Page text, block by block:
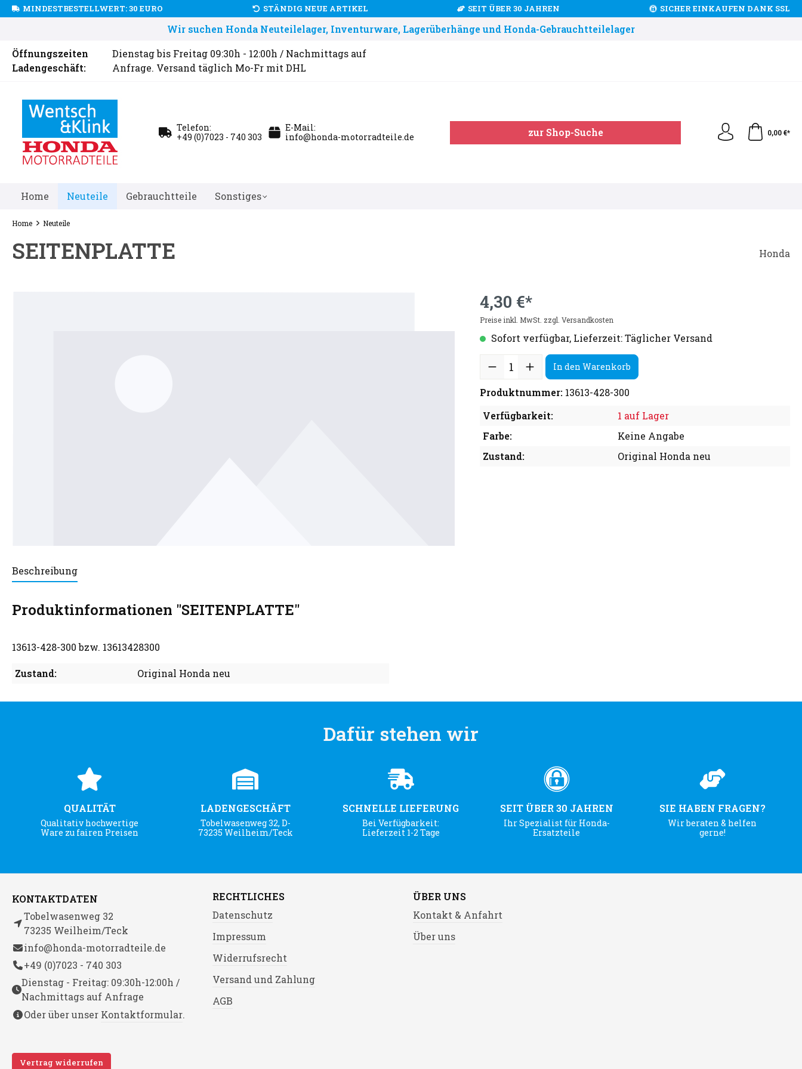
MINDESTBESTELLWERT: 30 EURO STÄNDIG NEUE ARTIKEL SEIT ÜBER 30 JAHREN SICHER EINKAUFEN DANK SSL
Wir suchen Honda Neuteilelager, Inventurware, Lagerüberhänge und Honda-Gebrauchtteilelager
Öffnungszeiten
Ladengeschäft:
Dienstag bis Freitag 09:30h - 12:00h / Nachmittags auf
Anfrage. Versand täglich Mo-Fr mit DHL
Telefon:
+49 (0)7023 - 740 303
E-Mail:
info@honda-motorradteile.de
zur Shop-Suche 0,00 €*
Home Neuteile Gebrauchtteile Sonstiges
Home Neuteile
SEITENPLATTE Honda
4,30 €*
Preise inkl. MwSt. zzgl. Versandkosten
Sofort verfügbar, Lieferzeit: Täglicher Versand
In den Warenkorb
Produktnummer: 13613-428-300
Verfügbarkeit:
1 auf Lager
Farbe:
Keine Angabe
Zustand:
Original Honda neu
Beschreibung
Produktinformationen "SEITENPLATTE"
13613-428-300 bzw. 13613428300
Zustand: Original Honda neu
Dafür stehen wir
QUALITÄT
Qualitativ hochwertige
Ware zu fairen Preisen
LADENGESCHÄFT
Tobelwasenweg 32, D-
73235 Weilheim/Teck
SCHNELLE LIEFERUNG
Bei Verfügbarkeit:
Lieferzeit 1-2 Tage
SEIT ÜBER 30 JAHREN
Ihr Spezialist für Honda-
Ersatzteile
SIE HABEN FRAGEN?
Wir beraten & helfen
gerne!
KONTAKTDATEN
Tobelwasenweg 32
73235 Weilheim/Teck
info@honda-motorradteile.de
+49 (0)7023 - 740 303
Dienstag - Freitag: 09:30h-12:00h /
Nachmittags auf Anfrage
Oder über unser Kontaktformular.
Vertrag widerrufen
RECHTLICHES
Datenschutz
Impressum
Widerrufsrecht
Versand und Zahlung
AGB
ÜBER UNS
Kontakt & Anfahrt
Über uns